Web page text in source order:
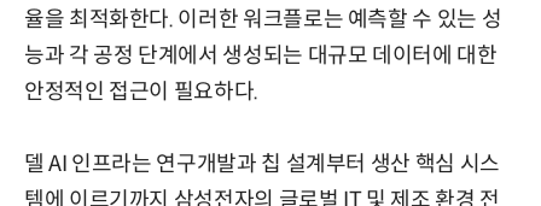
율을 최적화한다. 이러한 워크플로는 예측할 수 있는 성
능과 각 공정 단계에서 생성되는 대규모 데이터에 대한
안정적인 접근이 필요하다.
델 AI 인프라는 연구개발과 칩 설계부터 생산 핵심 시스
템에 이르기까지 삼성전자의 글로벌 IT 및 제조 환경 전